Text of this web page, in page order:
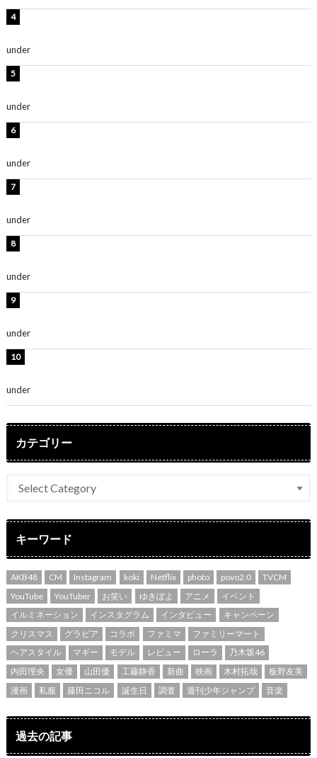
under
under
under
under
under
under
under
カテゴリー
キーワード
AKB48 CM Instagram koki Netflix photo povo2.0
TVCM
YouTube
YouTuber お笑い ゆきぽよ アニメ
イベント
イルミネーション
インスタグラム インタビュー
キャンペーン
クリスマス
グラビア コラボ ファミマ
ファミリーマート
ヘアスタイル
マギー モデル レビュー ローラ
乃木坂46
内田理央
女優 山田優 工藤静香 新曲 映画 木村拓哉
板野友美
漫画
私服 藤田ニコル 誕生日 調査 週刊少年ジャンプ 音楽
過去の記事